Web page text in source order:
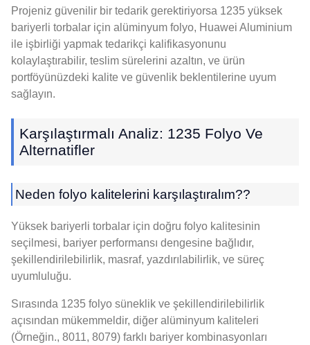
Projeniz güvenilir bir tedarik gerektiriyorsa 1235 yüksek
bariyerli torbalar için alüminyum folyo, Huawei Aluminium
ile işbirliği yapmak tedarikçi kalifikasyonunu
kolaylaştırabilir, teslim sürelerini azaltın, ve ürün
portföyünüzdeki kalite ve güvenlik beklentilerine uyum
sağlayın.
Karşılaştırmalı Analiz: 1235 Folyo Ve
Alternatifler
Neden folyo kalitelerini karşılaştıralım??
Yüksek bariyerli torbalar için doğru folyo kalitesinin
seçilmesi, bariyer performansı dengesine bağlıdır,
şekillendirilebilirlik, masraf, yazdırılabilirlik, ve süreç
uyumluluğu.
Sırasında 1235 folyo süneklik ve şekillendirilebilirlik
açısından mükemmeldir, diğer alüminyum kaliteleri
(Örneğin., 8011, 8079) farklı bariyer kombinasyonları